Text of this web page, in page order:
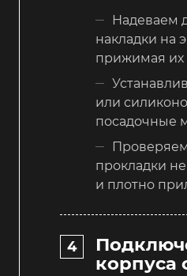
Надеваем
накладки на
прижимая их
или
посадочные
прокладки
и плотно
корпуса